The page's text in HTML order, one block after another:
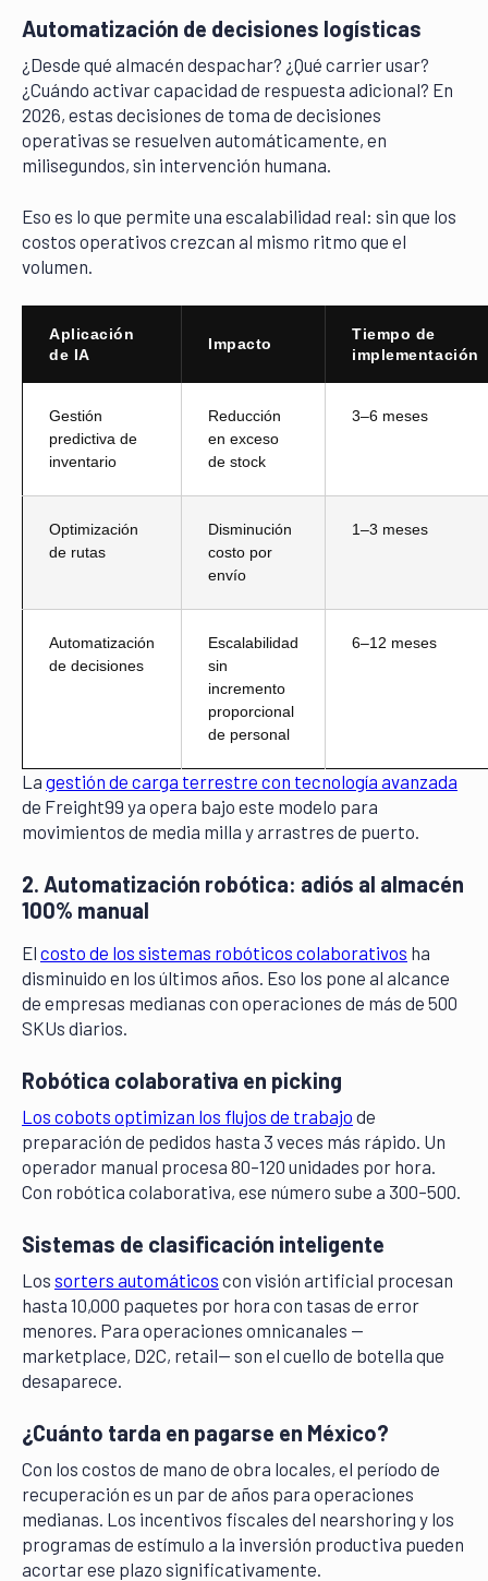
Automatización de decisiones logísticas
¿Desde qué almacén despachar? ¿Qué carrier usar?
¿Cuándo activar capacidad de respuesta adicional? En
2026, estas decisiones de toma de decisiones
operativas se resuelven automáticamente, en
milisegundos, sin intervención humana.
Eso es lo que permite una escalabilidad real: sin que los
costos operativos crezcan al mismo ritmo que el
volumen.
Aplicación
de IA
Impacto
Tiempo de
implementación
Gestión
predictiva de
inventario
Reducción
en exceso
de stock
3–6 meses
Optimización
de rutas
Disminución
costo por
envío
1–3 meses
Automatización
de decisiones
Escalabilidad
sin
incremento
proporcional
de personal
6–12 meses
La gestión de carga terrestre con tecnología avanzada
de Freight99 ya opera bajo este modelo para
movimientos de media milla y arrastres de puerto.
2. Automatización robótica: adiós al almacén
100% manual
El costo de los sistemas robóticos colaborativos ha
disminuido en los últimos años. Eso los pone al alcance
de empresas medianas con operaciones de más de 500
SKUs diarios.
Robótica colaborativa en picking
Los cobots optimizan los flujos de trabajo de
preparación de pedidos hasta 3 veces más rápido. Un
operador manual procesa 80–120 unidades por hora.
Con robótica colaborativa, ese número sube a 300–500.
Sistemas de clasificación inteligente
Los sorters automáticos con visión artificial procesan
hasta 10,000 paquetes por hora con tasas de error
menores. Para operaciones omnicanales —
marketplace, D2C, retail— son el cuello de botella que
desaparece.
¿Cuánto tarda en pagarse en México?
Con los costos de mano de obra locales, el período de
recuperación es un par de años para operaciones
medianas. Los incentivos fiscales del nearshoring y los
programas de estímulo a la inversión productiva pueden
acortar ese plazo significativamente.